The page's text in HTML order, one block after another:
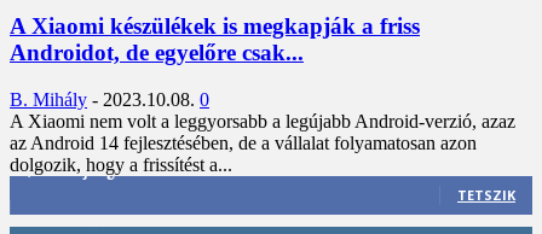
A Xiaomi készülékek is megkapják a friss
Androidot, de egyelőre csak...
B. Mihály - 2023.10.08. 0
A Xiaomi nem volt a leggyorsabb a legújabb Android-verzió, azaz
az Android 14 fejlesztésében, de a vállalat folyamatosan azon
dolgozik, hogy a frissítést a...
3,452 Rajongók
TETSZIK